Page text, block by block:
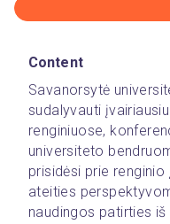
Content
Savanorsytė
sudalyvauti
renginiuose,
universiteto
prisidėsi prie
ateities
naudingos patirties